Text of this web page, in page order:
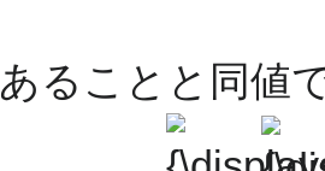
あることと同値
{\displaystyle
i\,}
j\,}